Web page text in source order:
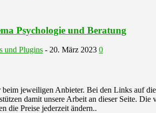
Psychologie und Beratung
und Plugins - 20. März 2023 0
jeweiligen Anbieter. Bei den Links auf
damit unsere Arbeit an dieser Seite.
die Preise jederzeit ändern..